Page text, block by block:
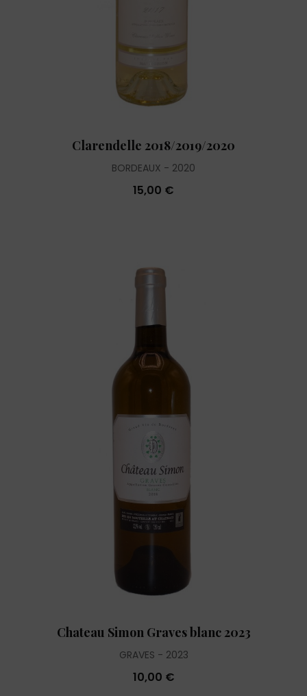
Clarendelle 2018/2019/2020
BORDEAUX 2020
15,00 €
Chateau Simon Graves blanc 2023
GRAVES 2023
10,00 €